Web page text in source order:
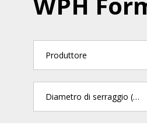
Produttore
Diametro di serraggio (mm)